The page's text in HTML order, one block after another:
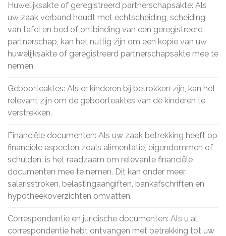
Huwelijksakte of geregistreerd partnerschapsakte: Als
uw zaak verband houdt met echtscheiding, scheiding
van tafel en bed of ontbinding van een geregistreerd
partnerschap, kan het nuttig zijn om een kopie van uw
huwelijksakte of geregistreerd partnerschapsakte mee te
nemen.
Geboorteaktes: Als er kinderen bij betrokken zijn, kan het
relevant zijn om de geboorteaktes van de kinderen te
verstrekken.
Financiële documenten: Als uw zaak betrekking heeft op
financiële aspecten zoals alimentatie, eigendommen of
schulden, is het raadzaam om relevante financiële
documenten mee te nemen. Dit kan onder meer
salarisstroken, belastingaangiften, bankafschriften en
hypotheekoverzichten omvatten.
Correspondentie en juridische documenten: Als u al
correspondentie hebt ontvangen met betrekking tot uw